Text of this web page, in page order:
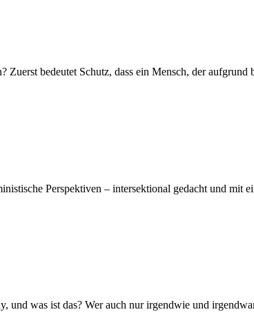
Zuerst bedeutet Schutz, dass ein Mensch, der aufgrund
Perspektiven – intersektional gedacht und mit
und was ist das? Wer auch nur irgendwie und